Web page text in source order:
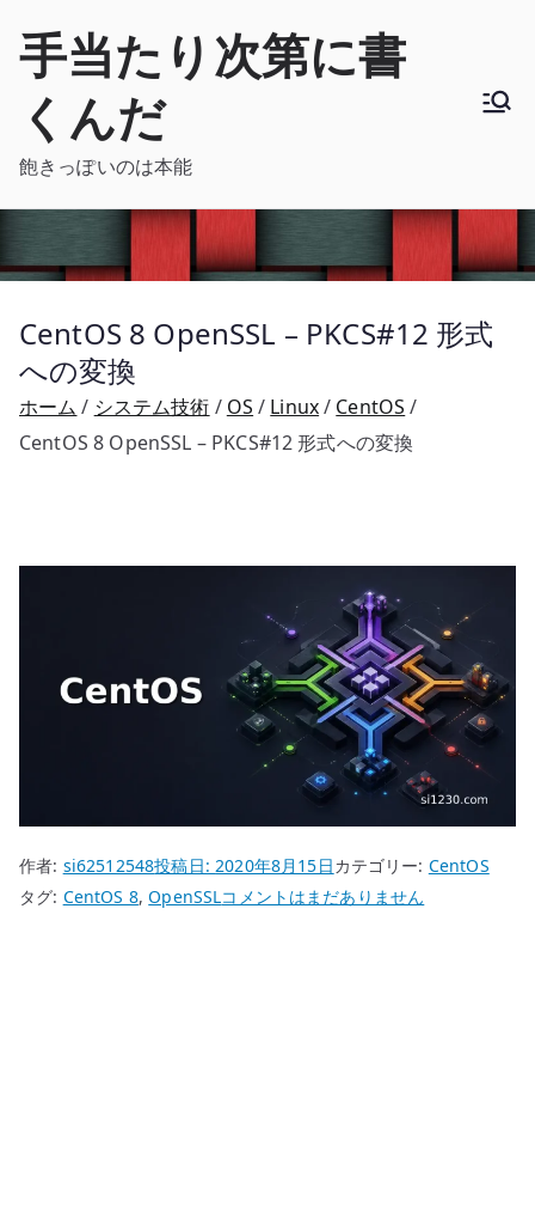
手当たり次第に書
くんだ
飽きっぽいのは本能
CentOS 8 OpenSSL – PKCS#12 形式
への変換
ホーム システム技術 OS Linux
CentOS
CentOS 8 OpenSSL – PKCS#12 形式への変換
作者: si62512548投稿日:2020年8月15日カテゴリー: CentOS
タグ: CentOS 8,OpenSSLCentOS
コメントはまだありません